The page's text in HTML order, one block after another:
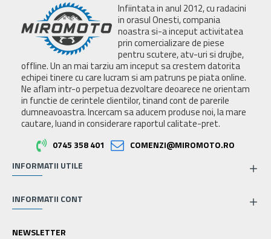
Infiintata in anul 2012, cu radacini
in orasul Onesti, compania
noastra si-a inceput activitatea
prin comercializare de piese
pentru scutere, atv-uri si drujbe,
offline. Un an mai tarziu am inceput sa crestem datorita
echipei tinere cu care lucram si am patruns pe piata online.
Ne aflam intr-o perpetua dezvoltare deoarece ne orientam
in functie de cerintele clientilor, tinand cont de parerile
dumneavoastra. Incercam sa aducem produse noi, la mare
cautare, luand in considerare raportul calitate-pret.
0745 358 401
COMENZI@MIROMOTO.RO
INFORMATII UTILE
INFORMATII CONT
NEWSLETTER